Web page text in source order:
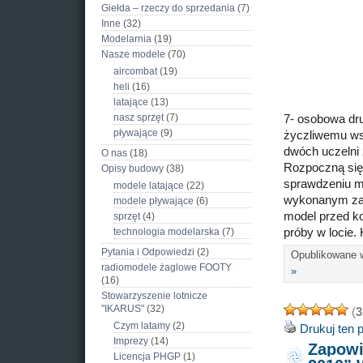
Giełda – rzeczy do sprzedania (7)
Inne (32)
Modelarnia (19)
Nasze modele (70)
aircombat(19)
heli (16)
latające (13)
nasz sprzęt(7)
pływające (9)
O nas (18)
Opisy budowy (38)
modele latające (22)
modele pływające (6)
sprzęt(4)
technologia modelarska (7)
Pytania i Odpowiedzi (2)
radiomodele żaglowe FOOTY
(16)
Stowarzyszenie lotnicze
"IKARUS" (32)
Czym latamy (2)
Imprezy (14)
Licencja PHGP (1)
7- osobowa
życzliwemu
dwóch uczelni
Rozpoczną
sprawdzeniu
wykonanym
model przed
próby w locie.
Opublikowane
»
(3
Drukuj ten